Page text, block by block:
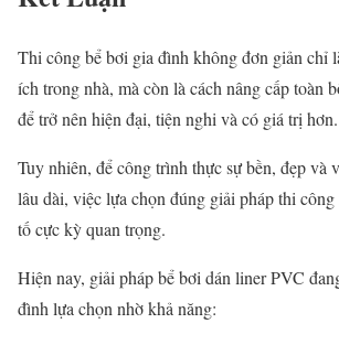
Thi công bể bơi gia đình không đơn giản chỉ
ích trong nhà, mà còn là cách nâng cấp toàn
để trở nên hiện đại, tiện nghi và có giá trị hơn.
Tuy nhiên, để công trình thực sự bền, đẹp và
lâu dài, việc lựa chọn đúng giải pháp thi công
tố cực kỳ quan trọng.
Hiện nay, giải pháp bể bơi dán liner PVC
đình lựa chọn nhờ khả năng: